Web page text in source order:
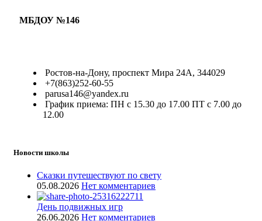
МБДОУ №146
Ростов-на-Дону, проспект Мира 24А, 344029
+7(863)252-60-55
parusa146@yandex.ru
График приема: ПН с 15.30 до 17.00 ПТ с 7.00 до
12.00
Новости школы
Сказки путешествуют по свету
05.08.2026 Нет комментариев
День подвижных игр
26.06.2026 Нет комментариев